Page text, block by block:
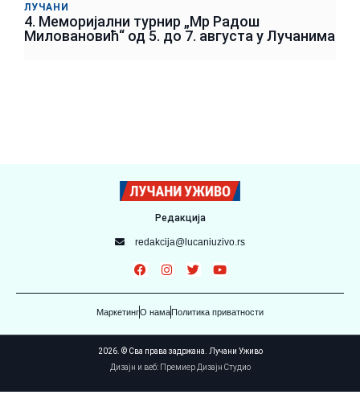
ЛУЧАНИ
4. Меморијални турнир „Мр Радош
Миловановић“ од 5. до 7. августа у Лучанима
Редакција
redakcija@lucaniuzivo.rs
МаркетингО намаПолитика приватности
2026. © Сва права задржана. Лучани Уживо
Дизајн и веб: Премиер Дизајн Студио